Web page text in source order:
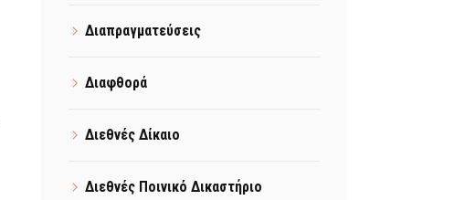
Διαπραγματεύσεις
Διαφθορά
Διεθνές Δίκαιο
Διεθνές Ποινικό Δικαστήριο